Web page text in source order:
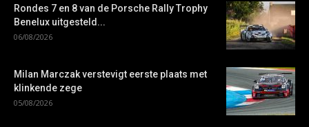
Rondes 7 en 8 van de Porsche Rally Trophy
Benelux uitgesteld...
06/08/2026
Milan Marczak verstevigt eerste plaats met
klinkende zege
05/08/2026